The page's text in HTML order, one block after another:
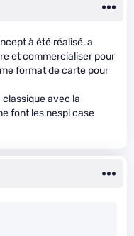
à été réalisé, a
et commercialiser pour
format de carte pour
classique avec la
font les nespi case